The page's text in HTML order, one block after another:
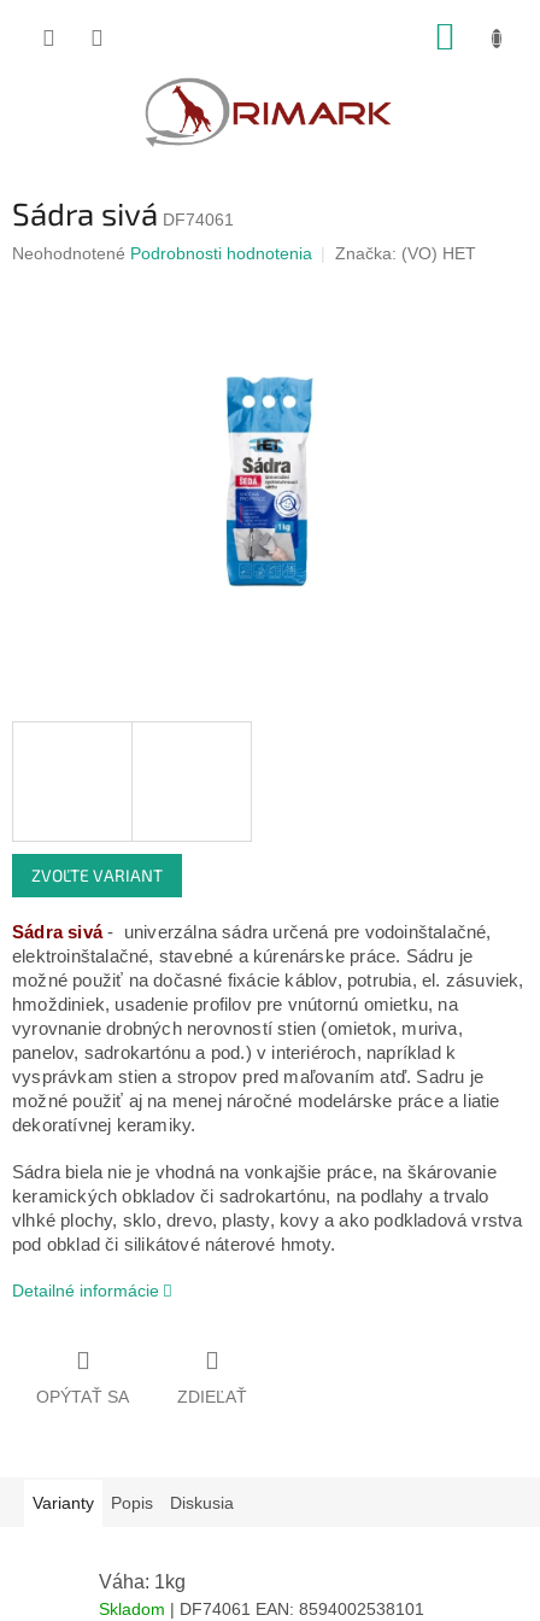
Sádra sivá DF74061
Priemerné
Neohodnotené Podrobnosti hodnotenia Značka: (VO) HET
ZVOĽTE VARIANT
Sádra sivá -
univerzálna sádra určená pre vodoinštalačné,
elektroinštalačné, stavebné a kúrenárske práce. Sádru je
možné použiť na dočasné fixácie káblov, potrubia, el. zásuviek,
hmoždiniek, usadenie profilov pre vnútornú omietku, na
vyrovnanie drobných nerovností stien (omietok, muriva,
panelov, sadrokartónu a pod.) v interiéroch, napríklad k
vysprávkam stien a stropov pred maľovaním atď. Sadru je
možné použiť aj na menej náročné modelárske práce a liatie
dekoratívnej keramiky.
Sádra biela nie je vhodná na vonkajšie práce, na škárovanie
keramických obkladov či sadrokartónu, na podlahy a trvalo
vlhké plochy, sklo, drevo, plasty, kovy a ako podkladová vrstva
pod obklad či silikátové náterové hmoty.
Detailné informácie
OPÝTAŤ SA ZDIEĽAŤ
Varianty Popis Diskusia
Váha: 1kg
Skladom | DF74061 EAN: 8594002538101